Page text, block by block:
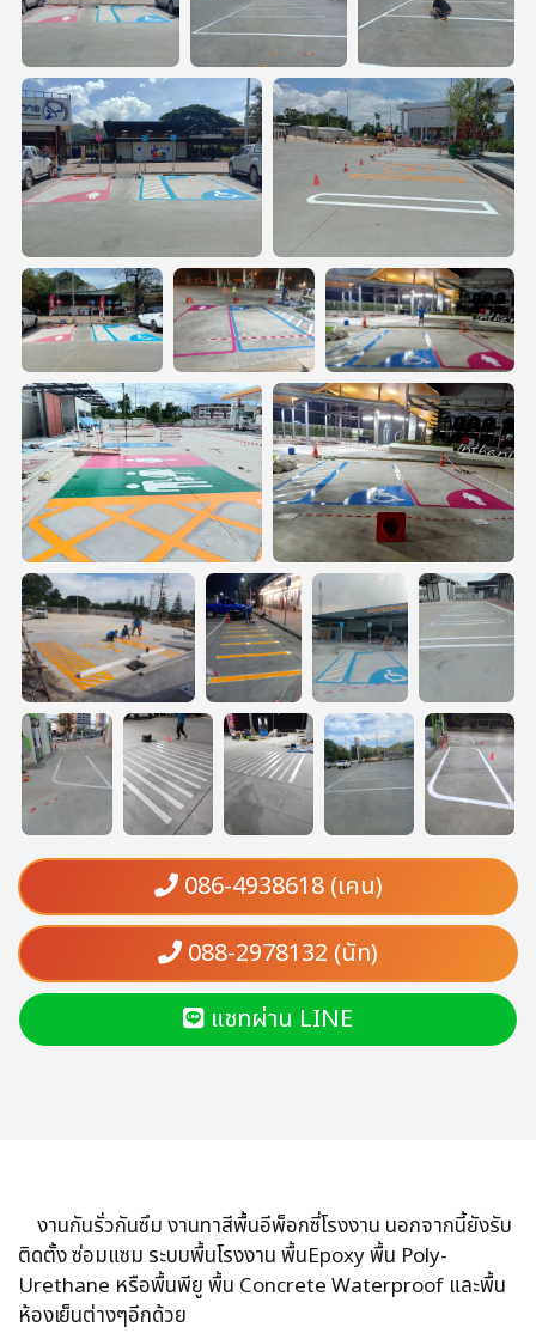
086-4938618 (เคน)
088-2978132 (นัท)
แชทผ่าน LINE
งานกันรั่วกันซึม งานทาสีพื้นอีพ็อกซี่โรงงาน นอกจากนี้ยังรับ
ติดตั้ง ซ่อมแซม ระบบพื้นโรงงาน พื้นEpoxy พื้น Poly-
Urethane หรือพื้นพียู พื้น Concrete Waterproof และพื้น
ห้องเย็นต่างๆอีกด้วย